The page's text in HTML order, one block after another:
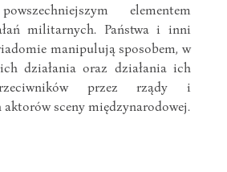
elementem
militarnych. Państwa i inni
manipulują sposobem, w
działania oraz działania ich
przez rządy i
aktorów sceny międzynarodowej.